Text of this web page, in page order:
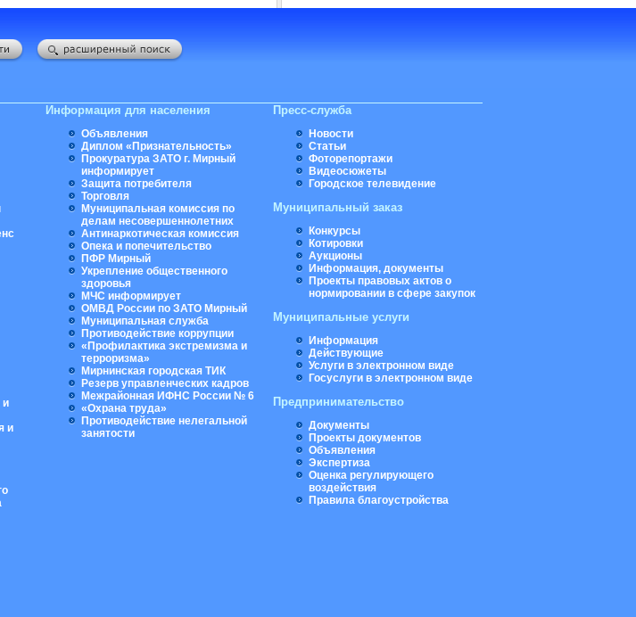
и
и
Информация для населения
Объявления
Диплом «Признательность»
Прокуратура ЗАТО г. Мирный
информирует
Защита потребителя
Торговля
Муниципальная комиссия по
делам несовершеннолетних
Антинаркотическая комиссия
Опека и попечительство
ПФР Мирный
Укрепление общественного
здоровья
МЧС информирует
ОМВД России по ЗАТО Мирный
Муниципальная cлужба
Противодействие коррупции
«Профилактика экстремизма и
терроризма»
Мирнинская городская ТИК
Резерв управленческих кадров
Межрайонная ИФНС России № 6
«Охрана труда»
Противодействие нелегальной
занятости
Пресс-служба
Новости
Статьи
Фоторепортажи
Видеосюжеты
Городское телевидение
Муниципальный заказ
Конкурсы
Котировки
Аукционы
Информация, документы
Проекты правовых актов о
нормировании в сфере закупок
Муниципальные услуги
Информация
Действующие
Услуги в электронном виде
Госуслуги в электронном виде
Предпринимательство
Документы
Проекты документов
Объявления
Экспертиза
Оценка регулирующего
воздействия
Правила благоустройства